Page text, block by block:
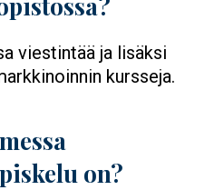
viestintää ja lisäksi
kursseja.
on?